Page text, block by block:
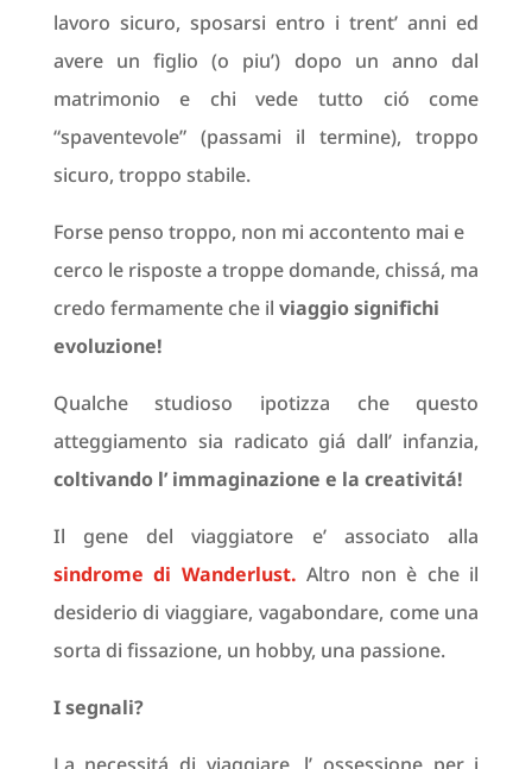
lavoro sicuro, sposarsi entro i trent’ anni ed
avere un figlio (o piu’) dopo un anno dal
matrimonio e chi vede tutto ció come
“spaventevole” (passami il termine), troppo
sicuro, troppo stabile.
Forse penso troppo, non mi accontento mai e
cerco le risposte a troppe domande, chissá, ma
credo fermamente che il viaggio significhi
evoluzione!
Qualche studioso ipotizza che questo
atteggiamento sia radicato giá dall’ infanzia,
coltivando l’ immaginazione e la creativitá!
Il gene del viaggiatore e’ associato alla
sindrome di Wanderlust. Altro non è che il
desiderio di viaggiare, vagabondare, come una
sorta di fissazione, un hobby, una passione.
I segnali?